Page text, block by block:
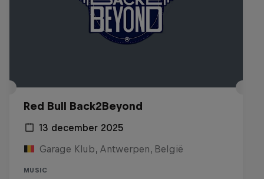
Red Bull Back2Beyond
13 december 2025
Garage Klub, Antwerpen, België
MUSIC